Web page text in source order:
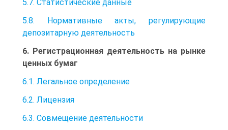
5.7. Статистические данные
5.8. Нормативные акты, регулирующие
депозитарную деятельность
6. Регистрационная деятельность на рынке
ценных бумаг
6.1. Легальное определение
6.2. Лицензия
6.3. Совмещение деятельности